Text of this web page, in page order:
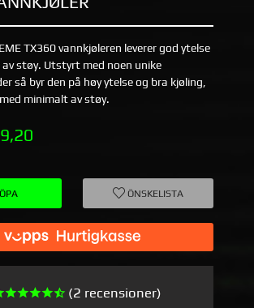
TX360 vannkjøleren leverer god ytelse
støy. Utstyrt med noen unike
så byr den på høy ytelse og bra kjøling,
minimalt av støy.
ÖNSKELISTA
(2 recensioner)